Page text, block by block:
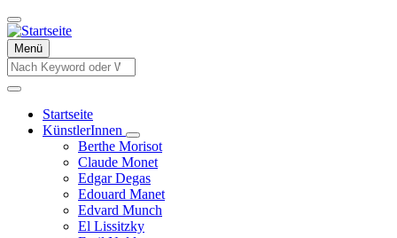
Direkt
zum
Inhalt
Menü
Suche
Suche
Hauptnavigation
Startseite
KünstlerInnen
Unternavigation
von
KünstlerInnen
Berthe Morisot
Claude Monet
Edgar Degas
Edouard Manet
Edvard Munch
El Lissitzky